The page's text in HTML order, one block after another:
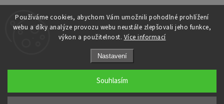
Používáme cookies, abychom Vám umožnili pohodlné prohlížení
webu a díky analýze provozu webu neustále zlepšovali jeho funkce,
výkon a použitelnost. Více informací
Nastavení
Souhlasím
Copyright 2026Ivanyk Home. Všechna práva vyhrazena.